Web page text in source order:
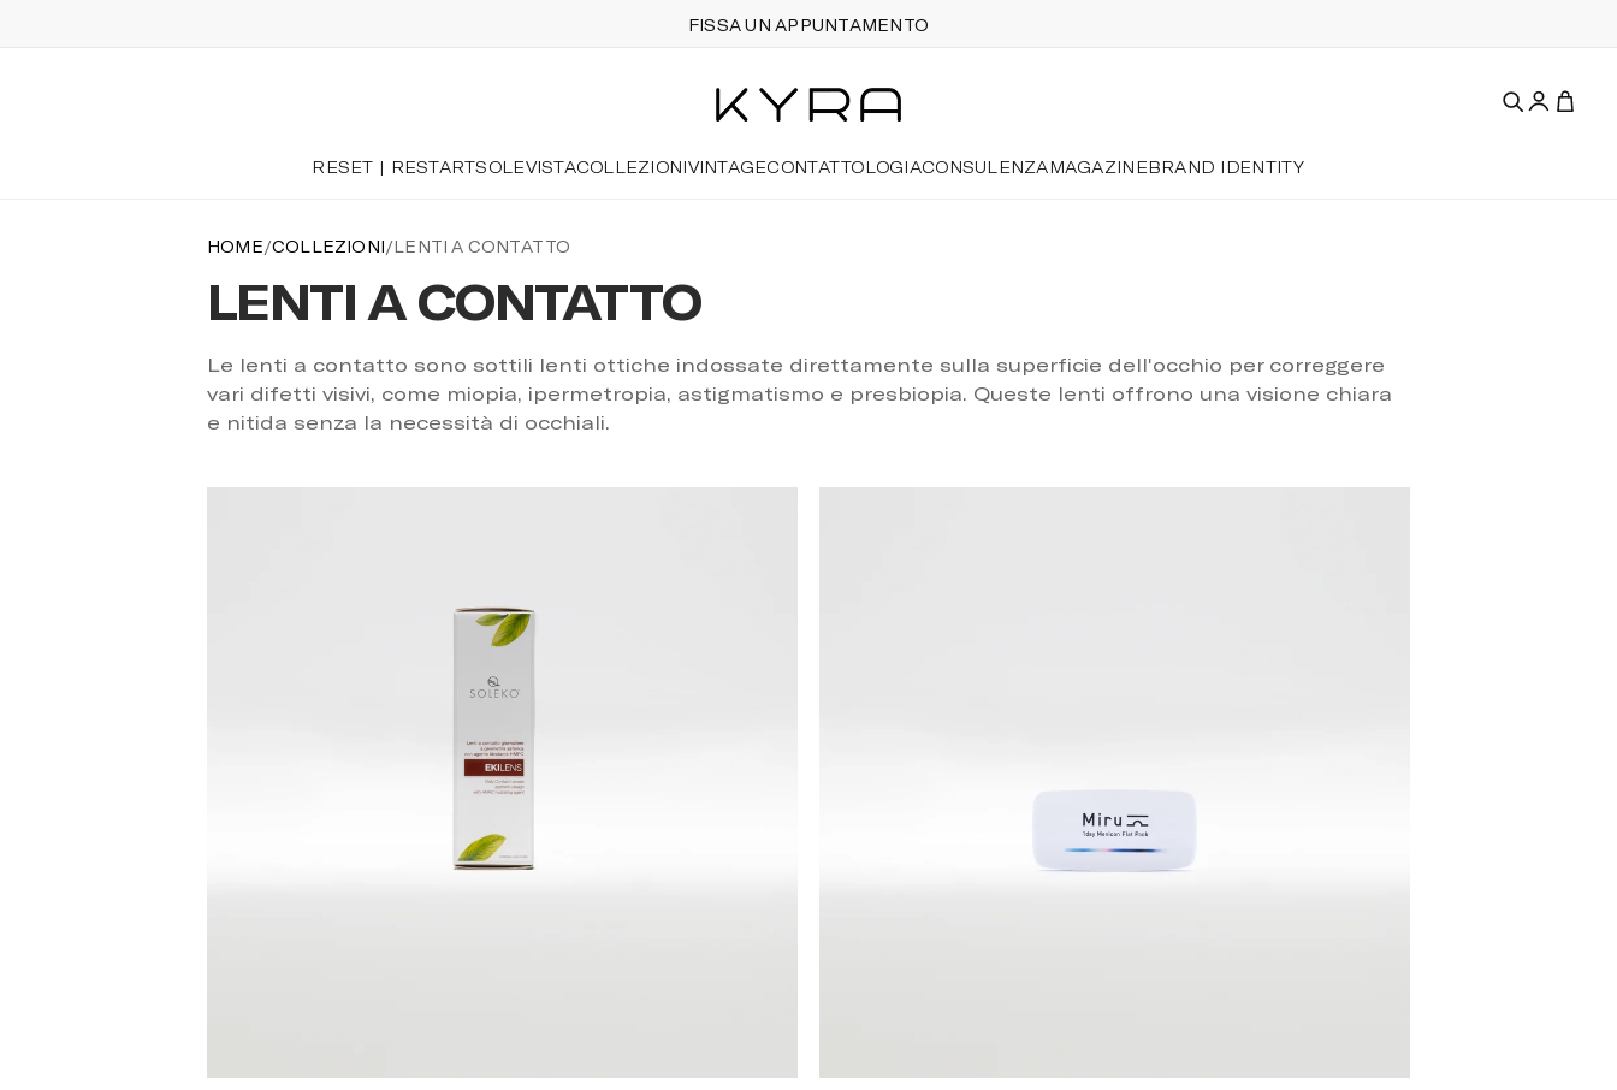
FISSA UN APPUNTAMENTO
RESET | RESTARTSOLEVISTACOLLEZIONIVINTAGECONTATTOLOGIACONSULENZAMAGAZINEBRAND IDENTITY
HOME/COLLEZIONI/LENTI A CONTATTO
LENTI A CONTATTO
LENTI A CONTATTO
Le lenti a contatto sono sottili lenti ottiche indossate direttamente sulla superficie dell'occhio per correggere
vari difetti visivi, come miopia, ipermetropia, astigmatismo e presbiopia. Queste lenti offrono una visione chiara
e nitida senza la necessità di occhiali.